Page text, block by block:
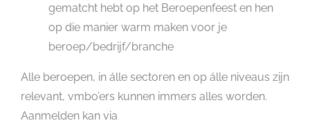
gematcht hebt op het Beroepenfeest en hen
op die manier warm maken voor je
beroep/bedrijf/branche
Alle beroepen, in álle sectoren en op álle niveaus zijn
relevant, vmbo’ers kunnen immers alles worden.
Aanmelden kan via